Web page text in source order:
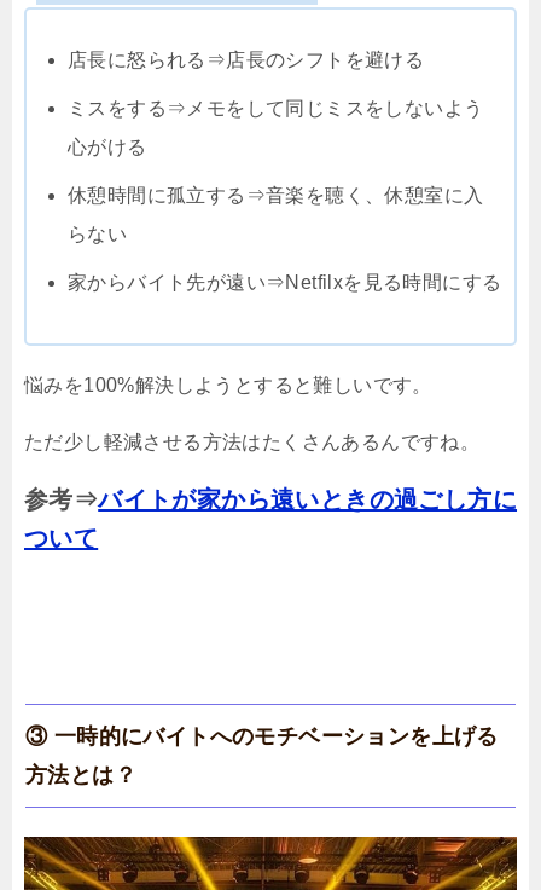
店長に怒られる⇒店長のシフトを避ける
ミスをする⇒メモをして同じミスをしないよう
心がける
休憩時間に孤立する⇒音楽を聴く、休憩室に入
らない
家からバイト先が遠い⇒Netfilxを見る時間にする
悩みを100%解決しようとすると難しいです。
ただ少し軽減させる方法はたくさんあるんですね。
参考⇒バイトが家から遠いときの過ごし方に
ついて
③ 一時的にバイトへのモチベーションを上げる
方法とは？